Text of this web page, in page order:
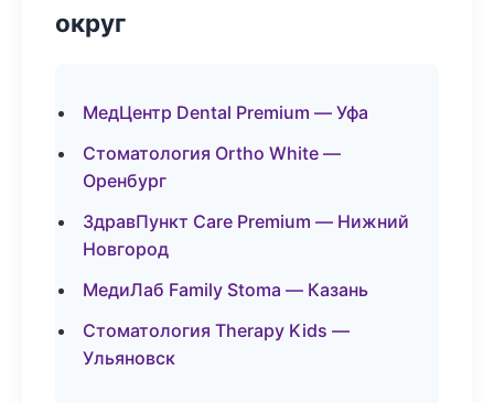
округ
МедЦентр Dental Premium — Уфа
Стоматология Ortho White —
Оренбург
ЗдравПункт Care Premium — Нижний
Новгород
МедиЛаб Family Stoma — Казань
Стоматология Therapy Kids —
Ульяновск